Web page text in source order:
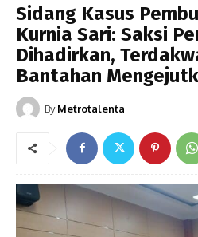
Sidang Kasus
Kurnia Sari: Saksi
Dihadirkan,
Bantahan
By Metrotalenta